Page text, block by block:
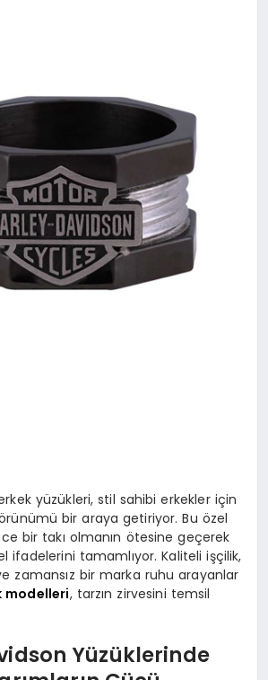
yüzükleri, stil sahibi erkekler için
bir araya getiriyor. Bu özel
bir takı olmanın ötesine geçerek
ifadelerini tamamlıyor. Kaliteli işçilik,
zamansız bir marka ruhu arayanlar
modelleri, tarzın zirvesini temsil
Yüzüklerinde